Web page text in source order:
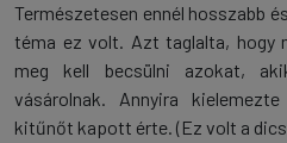
Természetesen ennél hosszabb
téma ez volt. Azt taglalta, hogy
meg kell becsülni azokat,
vásárolnak. Annyira
kitűnőt kapott érte. (Ez volt a